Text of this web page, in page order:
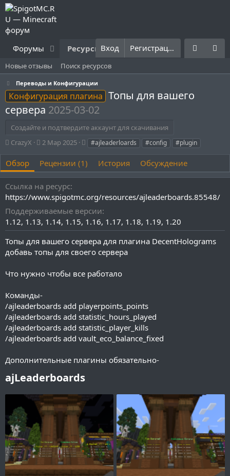
Форумы Ресурсы Что нового? Правила
Вход Регистрация
Новые отзывы Поиск ресурсов
Переводы и Конфигурации
Конфигурация плагина Топы для вашего
сервера 2025-03-02
Создайте и подтвердите аккаунт для скачивания
А
т
о
р
CrazyX
Д
т
а
с
о
з
а
н
я
2 Мар 2025
Т
г
и
#ajleaderloards #config #plugin
Обзор Рецензии (1) История Обсуждение
Ссылка на ресурс
https://www.spigotmc.org/resources/ajleaderboards.85548/
Поддерживаемые версии
1.12 1.13 1.14 1.15 1.16 1.17 1.18 1.19 1.20
Топы для вашего сервера для плагина DecentHolograms
добавь топы для своего сервера
Что нужно чтобы все работало
Команды-
/ajleaderboards add playerpoints_points
/ajleaderboards add statistic_hours_played
/ajleaderboards add statistic_player_kills
/ajleaderboards add vault_eco_balance_fixed
Дополнительные плагины обязательно-
ajLeaderboards​